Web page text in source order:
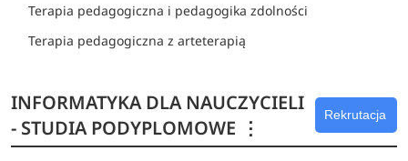
INFORMATYKA DLA NAUCZYCIELI
- STUDIA PODYPLOMOWE ⋮
Rekrutacja
Terapia pedagogiczna i pedagogika zdolności
Terapia pedagogiczna z arteterapią